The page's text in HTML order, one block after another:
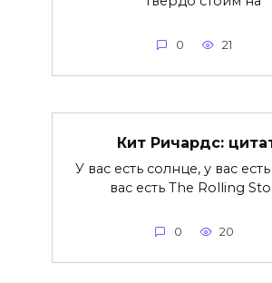
0 21
Кит Ричардс:
У вас есть солнце, у вас
вас есть The Rolling
0 20